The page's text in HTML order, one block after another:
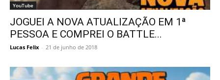
YouTube
JOGUEI A NOVA ATUALIZAÇÃO EM 1ª
PESSOA E COMPREI O BATTLE...
Lucas Felix - 21 de junho de 2018